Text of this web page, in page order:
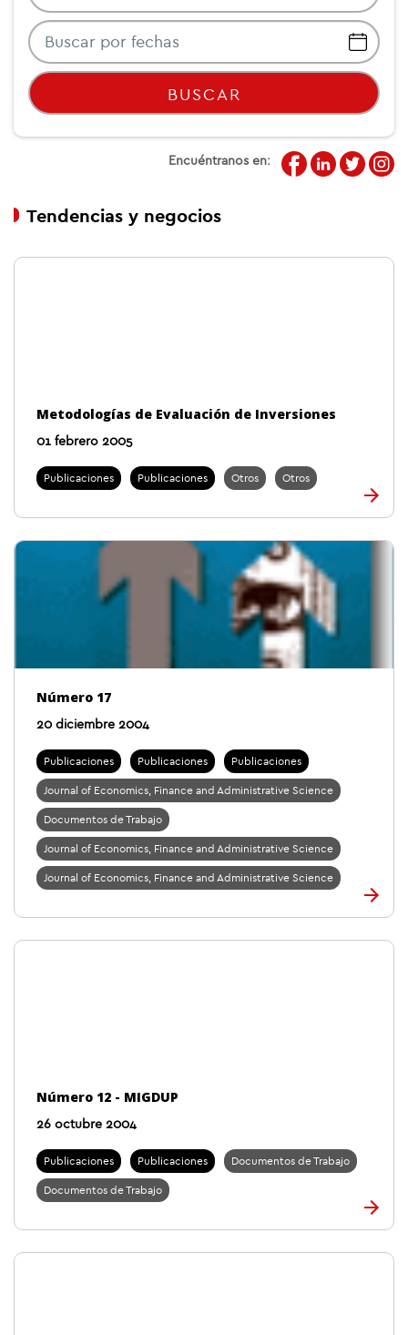
BUSCAR
Encuéntranos en:
Tendencias y negocios
Metodologías de Evaluación de Inversiones
01 febrero 2005
Publicaciones Publicaciones Otros Otros
Número 17
20 diciembre 2004
Publicaciones Publicaciones Publicaciones
Journal of Economics, Finance and Administrative Science
Documentos de Trabajo
Journal of Economics, Finance and Administrative Science
Journal of Economics, Finance and Administrative Science
Número 12 - MIGDUP
26 octubre 2004
Publicaciones Publicaciones Documentos de Trabajo
Documentos de Trabajo